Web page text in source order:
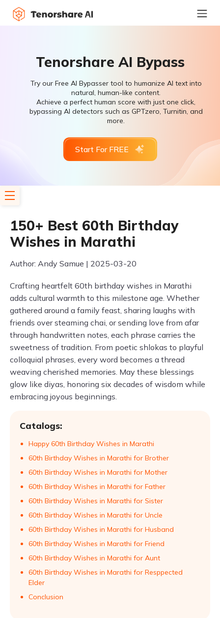
Tenorshare AI Bypass
Try our Free AI Bypasser tool to humanize AI text into
natural, human-like content.
Achieve a perfect human score with just one click,
bypassing AI detectors such as GPTzero, Turnitin, and
more.
Start For FREE
150+ Best 60th Birthday
Wishes in Marathi
Author: Andy Samue | 2025-03-20
Crafting heartfelt 60th birthday wishes in Marathi
adds cultural warmth to this milestone age. Whether
gathered around a family feast, sharing laughs with
friends over steaming chai, or sending love from afar
through handwritten notes, each phrase carries the
sweetness of tradition. From poetic shlokas to playful
colloquial phrases, every word becomes a thread
weaving cherished memories. May these blessings
glow like diyas, honoring six decades of wisdom while
embracing joyous beginnings.
Catalogs:
Happy 60th Birthday Wishes in Marathi
60th Birthday Wishes in Marathi for Brother
60th Birthday Wishes in Marathi for Mother
60th Birthday Wishes in Marathi for Father
60th Birthday Wishes in Marathi for Sister
60th Birthday Wishes in Marathi for Uncle
60th Birthday Wishes in Marathi for Husband
60th Birthday Wishes in Marathi for Friend
60th Birthday Wishes in Marathi for Aunt
60th Birthday Wishes in Marathi for Resppected
Elder
Conclusion